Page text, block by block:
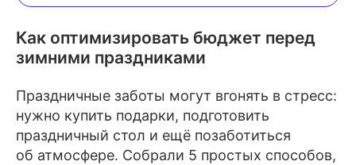
Как оптимизировать бюджет перед
зимними праздниками
Праздничные заботы могут вгонять в стресс:
нужно купить подарки, подготовить
праздничный стол и ещё позаботиться
об атмосфере. Собрали 5 простых способов,